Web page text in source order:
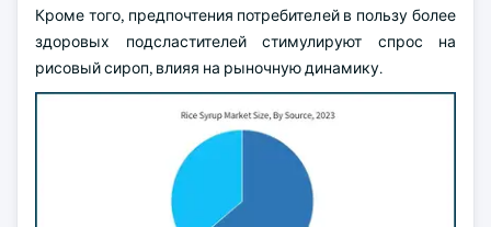
Кроме того, предпочтения потребителей в пользу более
здоровых подсластителей стимулируют спрос на
рисовый сироп, влияя на рыночную динамику.